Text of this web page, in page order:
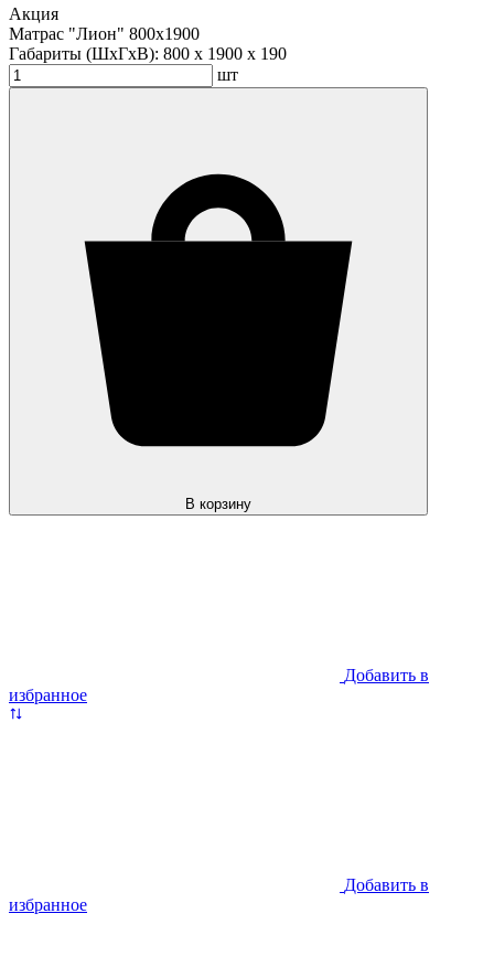
Акция
Матрас "Лион" 800х1900
Габариты (ШхГхВ): 800 x 1900 x 190
шт
В корзину
Добавить в
избранное
Добавить в
избранное